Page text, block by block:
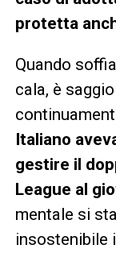
protetta
Quando
cala, è
Italiano
gestire il
League al
mentale si
insostenibile